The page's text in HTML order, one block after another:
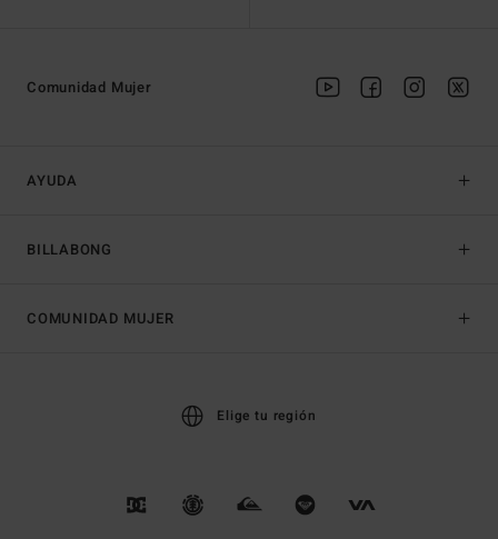
AYUDA
BILLABONG
Comunidad Mujer
COMUNIDAD MUJER
Elige tu región